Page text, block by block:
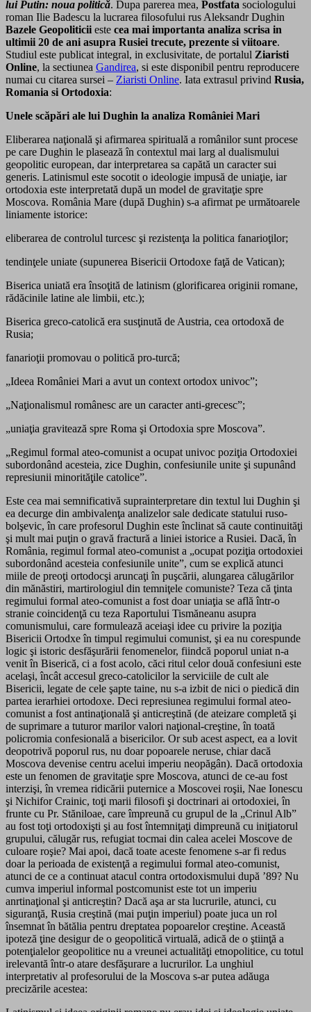
lui Putin: noua politică. Dupa parerea mea, Postfata sociologului
roman Ilie Badescu la lucrarea filosofului rus Aleksandr Dughin
Bazele Geopoliticii este cea mai importanta analiza scrisa in
ultimii 20 de ani asupra Rusiei trecute, prezente si viitoare.
Studiul este publicat integral, in exclusivitate, de portalul Ziaristi
Online, la sectiunea Gandirea, si este disponibil pentru reproducere
numai cu citarea sursei – Ziaristi Online. Iata extrasul privind Rusia,
Romania si Ortodoxia:
Unele scăpări ale lui Dughin la analiza României Mari
Eliberarea naţională şi afirmarea spirituală a românilor sunt procese
pe care Dughin le plasează în contextul mai larg al dualismului
geopolitic european, dar interpretarea sa capătă un caracter sui
generis. Latinismul este socotit o ideologie impusă de uniaţie, iar
ortodoxia este interpretată după un model de gravitaţie spre
Moscova. România Mare (după Dughin) s-a afirmat pe următoarele
liniamente istorice:
eliberarea de controlul turcesc şi rezistenţa la politica fanarioţilor;
tendinţele uniate (supunerea Bisericii Ortodoxe faţă de Vatican);
Biserica uniată era însoţită de latinism (glorificarea originii romane,
rădăcinile latine ale limbii, etc.);
Biserica greco-catolică era susţinută de Austria, cea ortodoxă de
Rusia;
fanarioţii promovau o politică pro-turcă;
„Ideea României Mari a avut un context ortodox univoc”;
„Naţionalismul românesc are un caracter anti-grecesc”;
„uniaţia gravitează spre Roma şi Ortodoxia spre Moscova”.
„Regimul formal ateo-comunist a ocupat univoc poziţia Ortodoxiei
subordonând acesteia, zice Dughin, confesiunile unite şi supunând
represiunii minorităţile catolice”.
Este cea mai semnificativă suprainterpretare din textul lui Dughin şi
ea decurge din ambivalenţa analizelor sale dedicate statului ruso-
bolşevic, în care profesorul Dughin este înclinat să caute continuităţi
şi mult mai puţin o gravă fractură a liniei istorice a Rusiei. Dacă, în
România, regimul formal ateo-comunist a „ocupat poziţia ortodoxiei
subordonând acesteia confesiunile unite”, cum se explică atunci
miile de preoţi ortodocşi aruncaţi în puşcării, alungarea călugărilor
din mănăstiri, martirologiul din temniţele comuniste? Teza că ţinta
regimului formal ateo-comunist a fost doar uniaţia se află într-o
stranie coincidenţă cu teza Raportului Tismăneanu asupra
comunismului, care formulează aceiaşi idee cu privire la poziţia
Bisericii Ortodxe în timpul regimului comunist, şi ea nu corespunde
logic şi istoric desfăşurării fenomenelor, fiindcă poporul uniat n-a
venit în Biserică, ci a fost acolo, căci ritul celor două confesiuni este
acelaşi, încât accesul greco-catolicilor la serviciile de cult ale
Bisericii, legate de cele şapte taine, nu s-a izbit de nici o piedică din
partea ierarhiei ortodoxe. Deci represiunea regimului formal ateo-
comunist a fost antinaţională şi anticreştină (de ateizare completă şi
de suprimare a tuturor marilor valori naţional-creştine, în toată
policromia confesională a bisericilor. Or sub acest aspect, ea a lovit
deopotrivă poporul rus, nu doar popoarele neruse, chiar dacă
Moscova devenise centru acelui imperiu neopăgân). Dacă ortodoxia
este un fenomen de gravitaţie spre Moscova, atunci de ce-au fost
interzişi, în vremea ridicării puternice a Moscovei roşii, Nae Ionescu
şi Nichifor Crainic, toţi marii filosofi şi doctrinari ai ortodoxiei, în
frunte cu Pr. Stăniloae, care împreună cu grupul de la „Crinul Alb”
au fost toţi ortodoxişti şi au fost întemniţaţi dimpreună cu iniţiatorul
grupului, călugăr rus, refugiat tocmai din calea acelei Moscove de
culoare roşie? Mai apoi, dacă toate aceste fenomene s-ar fi redus
doar la perioada de existenţă a regimului formal ateo-comunist,
atunci de ce a continuat atacul contra ortodoxismului după ’89? Nu
cumva imperiul informal postcomunist este tot un imperiu
anrtinaţional şi anticreştin? Dacă aşa ar sta lucrurile, atunci, cu
siguranţă, Rusia creştină (mai puţin imperiul) poate juca un rol
însemnat în bătălia pentru dreptatea popoarelor creştine. Această
ipoteză ţine desigur de o geopolitică virtuală, adică de o ştiinţă a
potenţialelor geopolitice nu a vreunei actualităţi etnopolitice, cu totul
irelevantă într-o atare desfăşurare a lucrurilor. La unghiul
interpretativ al profesorului de la Moscova s-ar putea adăuga
precizările acestea: